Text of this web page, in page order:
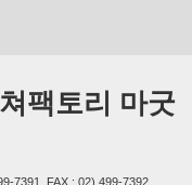
팩토리 마굿
7391, FAX : 02) 499-7392,